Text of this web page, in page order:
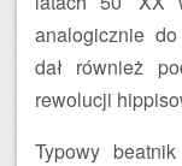
analogicznie
dał również
rewolucji
Typowy